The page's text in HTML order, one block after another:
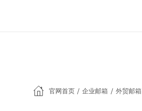
官网首页 / 企业邮箱 / 外贸邮箱